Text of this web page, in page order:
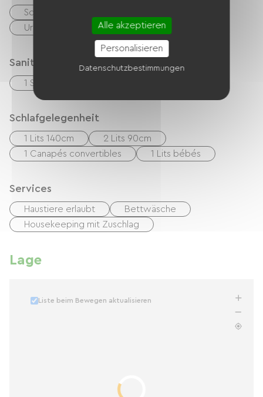
Schecks
Urlaubsgutscheine (ANCV)
Sanitäranlagen
1 Salle d'eau (douche)
Schlafgelegenheit
1 Lits 140cm
2 Lits 90cm
1 Canapés convertibles
1 Lits bébés
Services
Haustiere erlaubt
Bettwäsche
Housekeeping mit Zuschlag
Lage
Liste beim Bewegen aktualisieren
Alle akzeptieren
Personalisieren
Datenschutzbestimmungen